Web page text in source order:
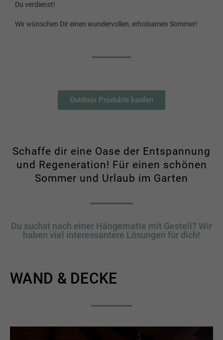
Du verdienst!
Wir wünschen Dir einen wundervollen, erholsamen Sommer!
Outdoor Produkte kaufen
Schaffe dir eine Oase der Entspannung
und Regeneration! Für einen schönen
Sommer und Urlaub im Garten
Du suchst nach einer Hängematte mit Gestell? Wir
haben viel interessantere Lösungen für dich!
WAND & DECKE